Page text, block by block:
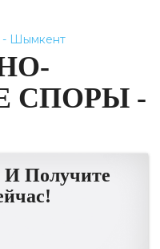
- Шымкент
СПОРЫ -
И Получите